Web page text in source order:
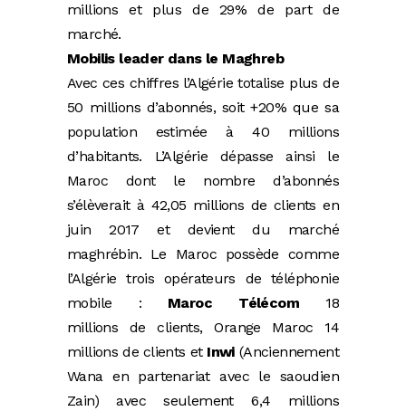
millions et plus de 29% de part de
marché.
Mobilis leader dans le Maghreb
Avec ces chiffres l’Algérie totalise plus de
50 millions d’abonnés, soit +20% que sa
population estimée à 40 millions
d’habitants. L’Algérie dépasse ainsi le
Maroc dont le nombre d’abonnés
s’élèverait à 42,05 millions de clients en
juin 2017 et devient du marché
maghrébin. Le Maroc possède comme
l’Algérie trois opérateurs de téléphonie
mobile : Maroc Télécom 18
millions de clients, Orange Maroc 14
millions de clients et Inwi(Anciennement
Wana en partenariat avec le saoudien
Zain) avec seulement 6,4 millions